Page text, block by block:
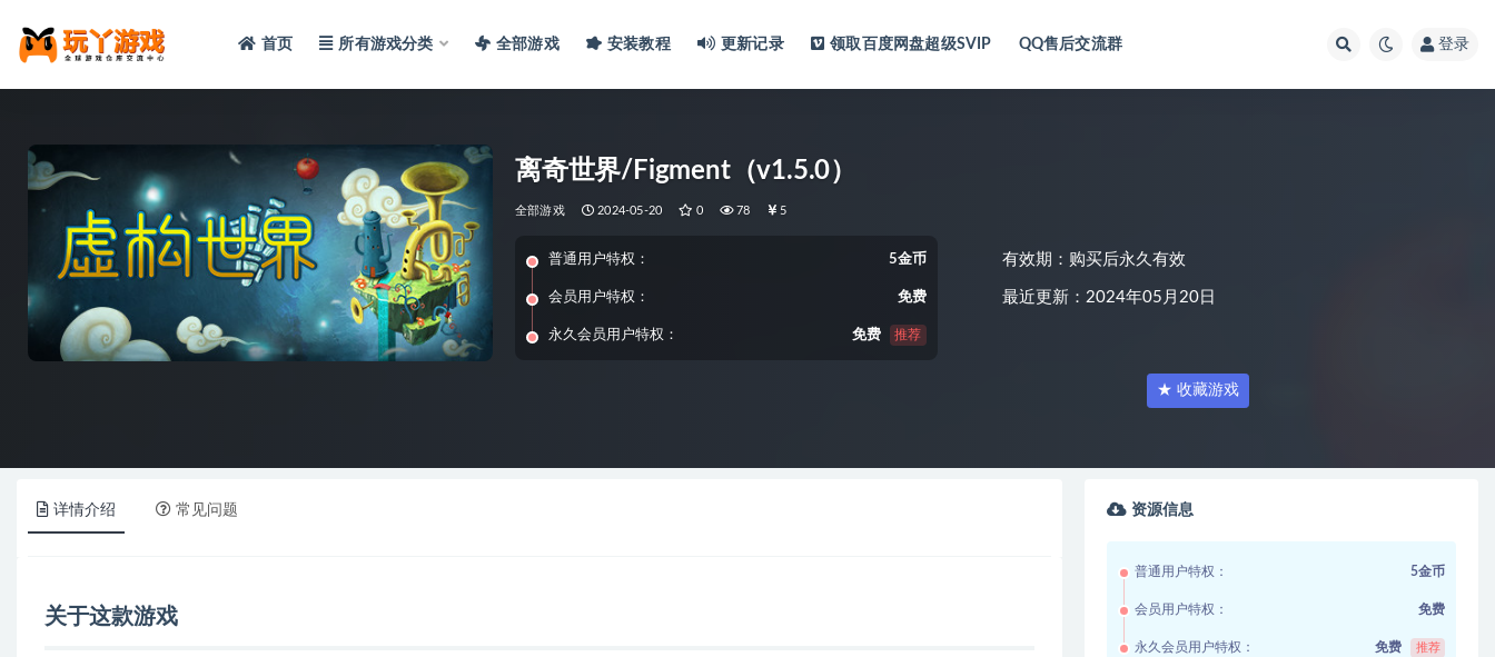
首页 所有游戏分类 全部游戏 安装教程 更新记录 领取百度网盘超级SVIP QQ售后交流群 登录
离奇世界/Figment（v1.5.0）
全部游戏 2024-05-20 0 78 5
普通用户特权： 5金币
会员用户特权： 免费
永久会员用户特权： 免费 推荐
有效期：购买后永久有效
最近更新：2024年05月20日
★ 收藏游戏
详情介绍 常见问题
关于这款游戏
资源信息
普通用户特权： 5金币
会员用户特权： 免费
永久会员用户特权： 免费 推荐